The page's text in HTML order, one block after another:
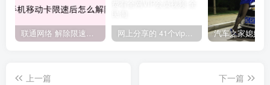
联通网络 解除限速方法参考！畅享、畅玩、老白干等及其它地区自测了 网上分享的 41个vip解析接口 有需要的拿去~ 免费看全网VIP会员视频
上一篇
下一篇